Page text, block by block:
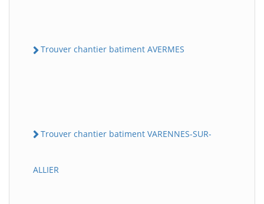
Trouver chantier batiment AVERMES
Trouver chantier batiment VARENNES-SUR-
ALLIER